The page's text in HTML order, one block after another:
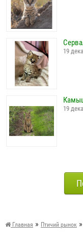
19
19
Главная » Птичий рынок »